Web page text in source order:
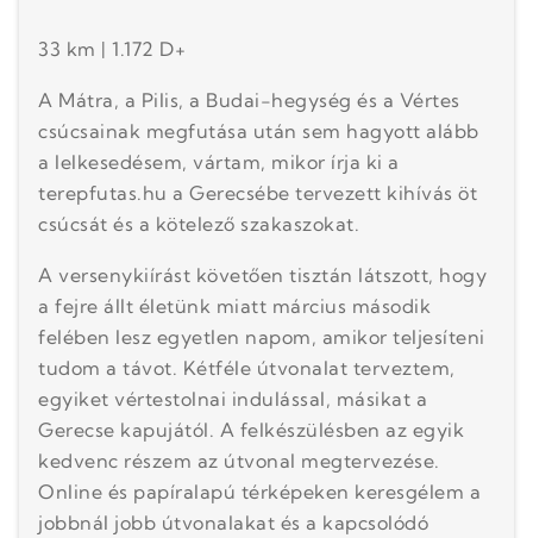
33 km | 1.172 D+
A Mátra, a Pilis, a Budai-hegység és a Vértes
csúcsainak megfutása után sem hagyott alább
a lelkesedésem, vártam, mikor írja ki a
terepfutas.hu a Gerecsébe tervezett kihívás öt
csúcsát és a kötelező szakaszokat.
A versenykiírást követően tisztán látszott, hogy
a fejre állt életünk miatt március második
felében lesz egyetlen napom, amikor teljesíteni
tudom a távot. Kétféle útvonalat terveztem,
egyiket vértestolnai indulással, másikat a
Gerecse kapujától. A felkészülésben az egyik
kedvenc részem az útvonal megtervezése.
Online és papíralapú térképeken keresgélem a
jobbnál jobb útvonalakat és a kapcsolódó